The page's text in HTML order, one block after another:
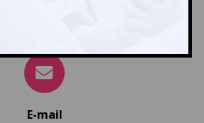
E-mail